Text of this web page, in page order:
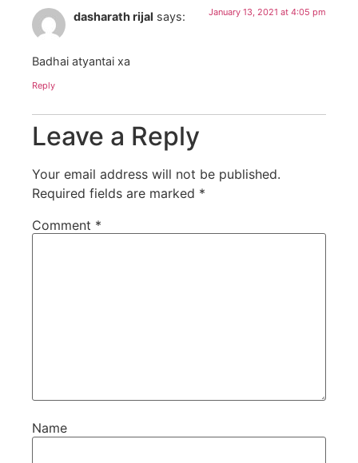
dasharath rijal says: January 13, 2021 at 4:05 pm
Badhai atyantai xa
Reply
Leave a Reply
Your email address will not be published.
Required fields are marked *
Comment *
Name